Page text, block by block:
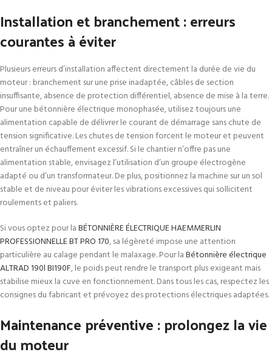
Installation et branchement : erreurs
courantes à éviter
Plusieurs erreurs d’installation affectent directement la durée de vie du
moteur : branchement sur une prise inadaptée, câbles de section
insuffisante, absence de protection différentiel, absence de mise à la terre.
Pour une bétonnière électrique monophasée, utilisez toujours une
alimentation capable de délivrer le courant de démarrage sans chute de
tension significative. Les chutes de tension forcent le moteur et peuvent
entraîner un échauffement excessif. Si le chantier n’offre pas une
alimentation stable, envisagez l’utilisation d’un groupe électrogène
adapté ou d’un transformateur. De plus, positionnez la machine sur un sol
stable et de niveau pour éviter les vibrations excessives qui sollicitent
roulements et paliers.
Si vous optez pour laBÉTONNIÈRE ÉLECTRIQUE HAEMMERLIN
PROFESSIONNELLE BT PRO 170, sa légèreté impose une attention
particulière au calage pendant le malaxage. Pour laBétonnière électrique
ALTRAD 190l BI190F, le poids peut rendre le transport plus exigeant mais
stabilise mieux la cuve en fonctionnement. Dans tous les cas, respectez les
consignes du fabricant et prévoyez des protections électriques adaptées.
Maintenance préventive : prolongez la vie
du moteur